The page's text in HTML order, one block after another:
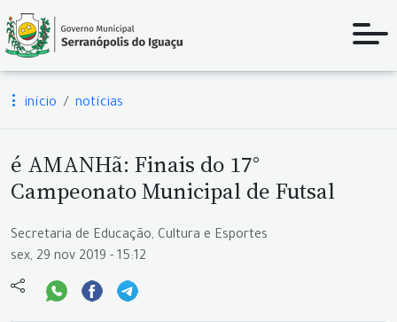
início notícias
é AMANHã: Finais do 17°
Campeonato Municipal de Futsal
Secretaria de Educação, Cultura e Esportes
sex, 29 nov 2019 - 15:12